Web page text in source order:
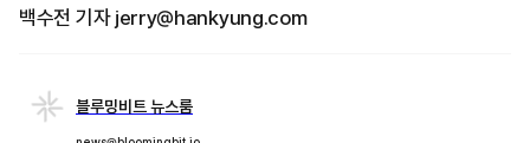
백수전 기자 jerry@hankyung.com
블루밍비트 뉴스룸